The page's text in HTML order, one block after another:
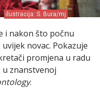
ilustracija: S. Bura/mj
i nakon što počnu
novac. Pokazuje
promjena u radu
znanstvenoj
.